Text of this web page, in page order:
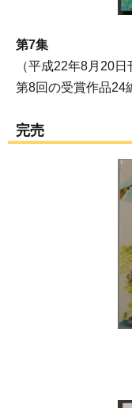
第7集
（平成22年8月20日
第8回の受賞作品24
完売